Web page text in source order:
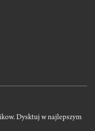
Dysktuj w najlepszym